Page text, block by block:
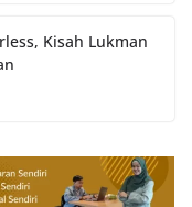
Kisah Lukman